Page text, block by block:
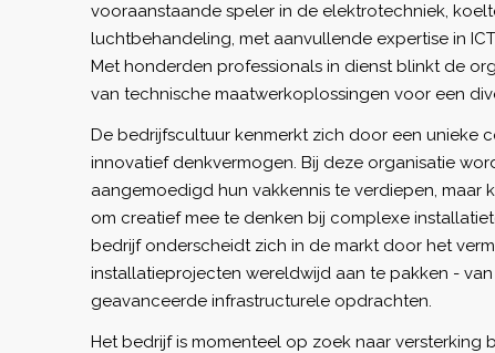
vooraanstaande speler in de elektrotechniek,
luchtbehandeling, met aanvullende expertise in
Met honderden professionals in dienst blinkt de
van technische maatwerkoplossingen voor een
De bedrijfscultuur kenmerkt zich door een unieke
innovatief denkvermogen. Bij deze organisatie
aangemoedigd hun vakkennis te verdiepen, maar
om creatief mee te denken bij complexe
bedrijf onderscheidt zich in de markt door het
installatieprojecten wereldwijd aan te pakken -
geavanceerde infrastructurele opdrachten.
Het bedrijf is momenteel op zoek naar versterking